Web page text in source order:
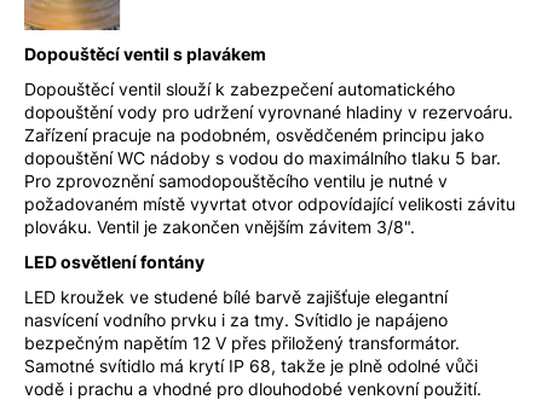
Dopouštěcí ventil s plavákem
Dopouštěcí ventil slouží k zabezpečení automatického
dopouštění vody pro udržení vyrovnané hladiny v rezervoáru.
Zařízení pracuje na podobném, osvědčeném principu jako
dopouštění WC nádoby s vodou do maximálního tlaku 5 bar.
Pro zprovoznění samodopouštěcího ventilu je nutné v
požadovaném místě vyvrtat otvor odpovídající velikosti závitu
plováku. Ventil je zakončen vnějším závitem 3/8".
LED osvětlení fontány
LED kroužek ve studené bílé barvě zajišťuje elegantní
nasvícení vodního prvku i za tmy. Svítidlo je napájeno
bezpečným napětím 12 V přes přiložený transformátor.
Samotné svítidlo má krytí IP 68, takže je plně odolné vůči
vodě i prachu a vhodné pro dlouhodobé venkovní použití.